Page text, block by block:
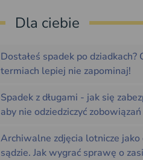
Dla ciebie
Dostałeś spadek po dziadkach?
termiach lepiej nie zapominaj!
Spadek z długami - jak się
aby nie odziedziczyć zobowiązań
Archiwalne zdjęcia lotnicze
sądzie. Jak wygrać sprawę o